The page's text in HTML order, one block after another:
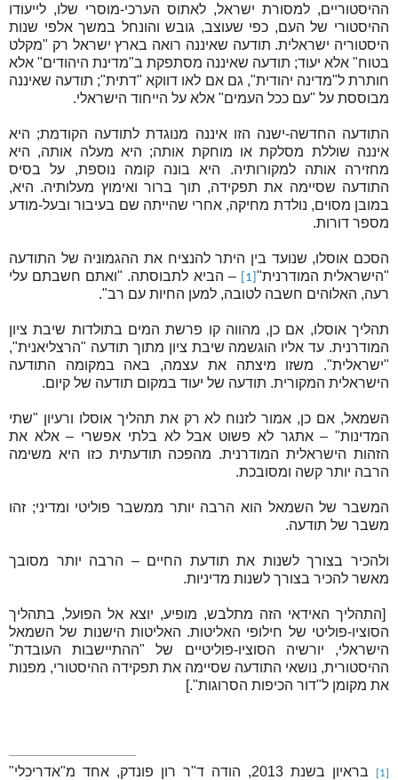
ההיסטוריים, למסורת ישראל, לאתוס הערכי-מוסרי שלו, לייעודו
ההיסטורי של העם, כפי שעוצב, גובש והונחל במשך אלפי שנות
היסטוריה ישראלית. תודעה שאיננה רואה בארץ ישראל רק "מקלט
בטוח" אלא יעוד; תודעה שאיננה מסתפקת ב"מדינת היהודים" אלא
חותרת ל"מדינה יהודית", גם אם לאו דווקא "דתית"; תודעה שאיננה
מבוססת על "עם ככל העמים" אלא על הייחוד הישראלי.
התודעה החדשה-ישנה הזו איננה מנוגדת לתודעה הקודמת; היא
איננה שוללת מסלקת או מוחקת אותה; היא מעלה אותה, היא
מחזירה אותה למקורותיה. היא בונה קומה נוספת, על בסיס
התודעה שסיימה את תפקידה, תוך ברור ואימוץ מעלותיה. היא,
במובן מסוים, נולדת מחיקה, אחרי שהייתה שם בעיבור ובעל-מודע
מספר דורות.
הסכם אוסלו, שנועד בין היתר להנציח את ההגמוניה של התודעה
"הישראלית המודרנית" [1]
– הביא לתבוסתה. "ואתם חשבתם עלי
רעה, האלוהים חשבה לטובה, למען החיות עם רב".
תהליך אוסלו, אם כן, מהווה קו פרשת המים בתולדות שיבת ציון
המודרנית. עד אליו הוגשמה שיבת ציון מתוך תודעה "הרצליאנית",
"ישראלית". משזו מיצתה את עצמה, באה במקומה התודעה
הישראלית המקורית. תודעה של יעוד במקום תודעה של קיום.
השמאל, אם כן, אמור לזנוח לא רק את תהליך אוסלו ורעיון "שתי
המדינות" – אתגר לא פשוט אבל לא בלתי אפשרי – אלא את
הזהות הישראלית המודרנית. מהפכה תודעתית כזו היא משימה
הרבה יותר קשה ומסובכת.
המשבר של השמאל הוא הרבה יותר ממשבר פוליטי ומדיני; זהו
משבר של תודעה.
ולהכיר בצורך לשנות את תודעת החיים – הרבה יותר מסובך
מאשר להכיר בצורך לשנות מדיניות.
[התהליך האידאי הזה מתלבש, מופיע, יוצא אל הפועל, בתהליך
הסוציו-פוליטי של חילופי האליטות. האליטות הישנות של השמאל
הישראלי, יורשיה הסוציו-פוליטיים של "ההתיישבות העובדת"
ההיסטורית, נושאי התודעה שסיימה את תפקידה ההיסטורי, מפנות
את מקומן ל"דור הכיפות הסרוגות".]
[1]
בראיון בשנת 2013, הודה ד"ר רון פונדק, אחד מ"אדריכלי"